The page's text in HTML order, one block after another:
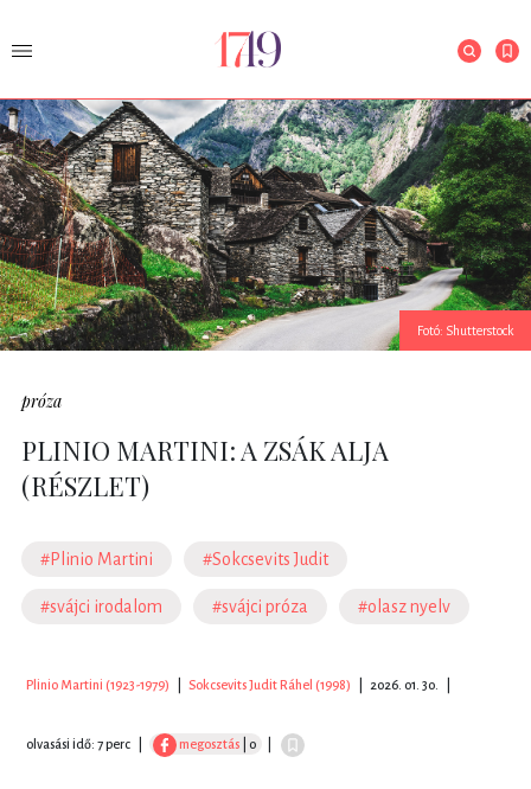
Fotó: Shutterstock
próza
PLINIO MARTINI: A ZSÁK ALJA
(RÉSZLET)
#Plinio Martini #Sokcsevits Judit
#svájci irodalom #svájci próza #olasz nyelv
Plinio Martini (1923-1979) Sokcsevits Judit Ráhel (1998) 2026. 01. 30.
olvasási idő: 7 perc megosztás | 0